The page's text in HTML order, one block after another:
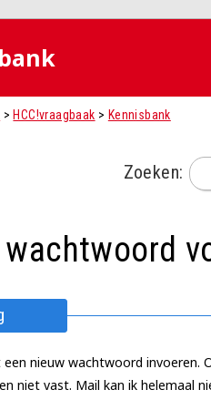
> HCC!vraagbaak > Kennisbank
Zoeken:
nieuw wachtwoord invoeren.
niet vast. Mail kan ik helemaal